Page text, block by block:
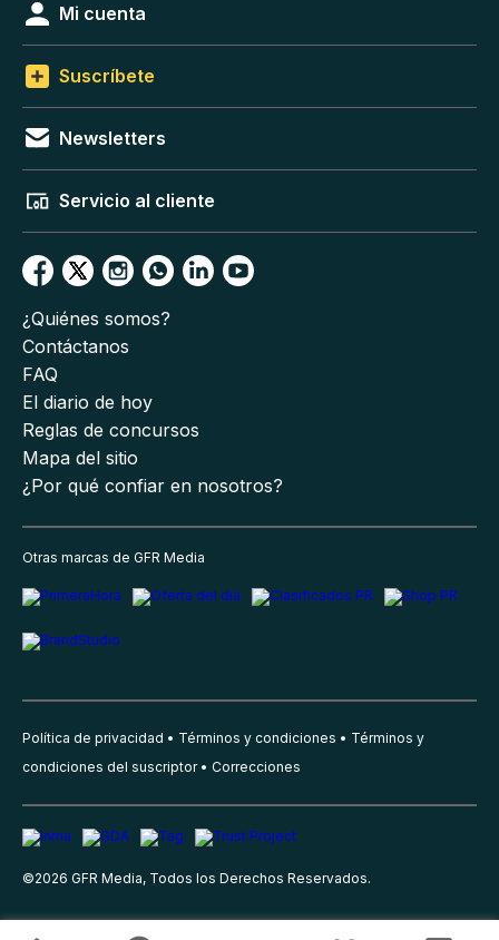
Mi cuenta
Suscríbete
Newsletters
Servicio al cliente
¿Quiénes somos?
Contáctanos
FAQ
El diario de hoy
Reglas de concursos
Mapa del sitio
¿Por qué confiar en nosotros?
Otras marcas de GFR Media
Política de privacidad Términos y condiciones
Términos y
condiciones del suscriptor
Correcciones
©2026 GFR Media, Todos los Derechos Reservados.